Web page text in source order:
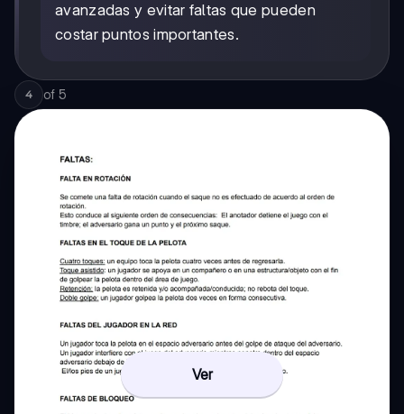
avanzadas y evitar faltas que pueden
costar puntos importantes.
4 of 5
Ver